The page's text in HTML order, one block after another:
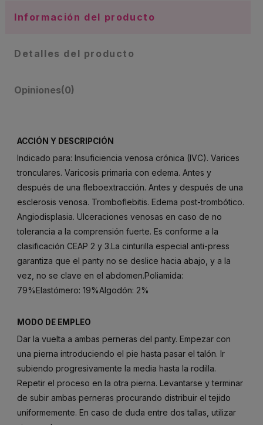
Información del producto
Detalles del producto
Opiniones(0)
ACCIÓN Y DESCRIPCIÓN
Indicado para: Insuficiencia venosa crónica (IVC). Varices
tronculares. Varicosis primaria con edema. Antes y
después de una fleboextracción. Antes y después de una
esclerosis venosa. Tromboflebitis. Edema post-trombótico.
Angiodisplasia. Ulceraciones venosas en caso de no
tolerancia a la comprensión fuerte. Es conforme a la
clasificación CEAP 2 y 3.La cinturilla especial anti-press
garantiza que el panty no se deslice hacia abajo, y a la
vez, no se clave en el abdomen.Poliamida:
79%Elastómero: 19%Algodón: 2%
MODO DE EMPLEO
Dar la vuelta a ambas perneras del panty. Empezar con
una pierna introduciendo el pie hasta pasar el talón. Ir
subiendo progresivamente la media hasta la rodilla.
Repetir el proceso en la otra pierna. Levantarse y terminar
de subir ambas perneras procurando distribuir el tejido
uniformemente. En caso de duda entre dos tallas, utilizar